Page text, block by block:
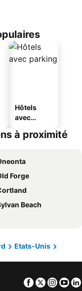
Hôtels
avec
à proximité
Forge
Beach
Etats-Unis
Facebook
Twitter